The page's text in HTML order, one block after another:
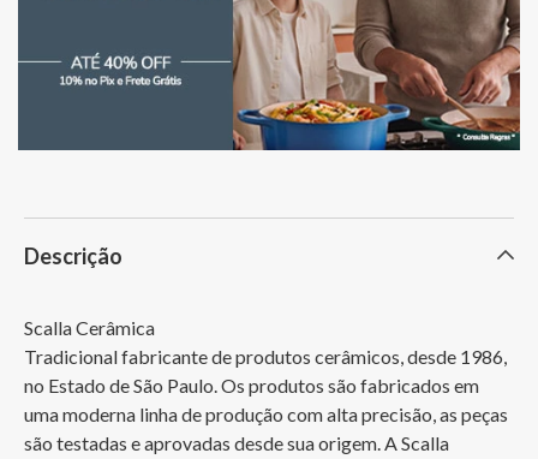
Descrição
Scalla Cerâmica
Tradicional fabricante de produtos cerâmicos, desde 1986,
no Estado de São Paulo. Os produtos são fabricados em
uma moderna linha de produção com alta precisão, as peças
são testadas e aprovadas desde sua origem. A Scalla